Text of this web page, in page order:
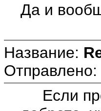
Да и
Название:
Отправлено:
Если